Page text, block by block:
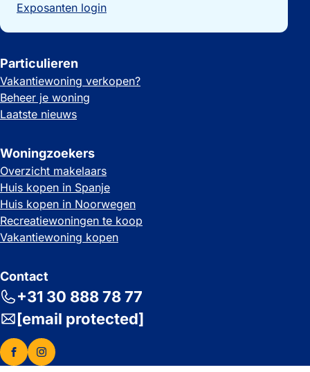
Exposanten login
Particulieren
Vakantiewoning verkopen?
Beheer je woning
Laatste nieuws
Woningzoekers
Overzicht makelaars
Huis kopen in Spanje
Huis kopen in Noorwegen
Recreatiewoningen te koop
Vakantiewoning kopen
Contact
+31 30 888 78 77
[email protected]